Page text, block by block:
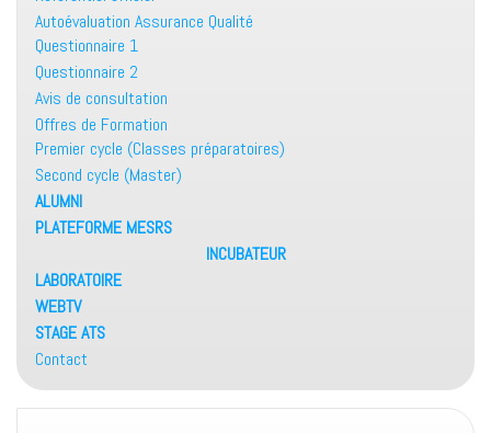
Autoévaluation Assurance Qualité
Questionnaire 1
Questionnaire 2
Avis de consultation
Offres de Formation
Premier cycle (Classes préparatoires)
Second cycle (Master)
ALUMNI
PLATEFORME MESRS
INCUBATEUR
LABORATOIRE
WEBTV
STAGE ATS
Contact